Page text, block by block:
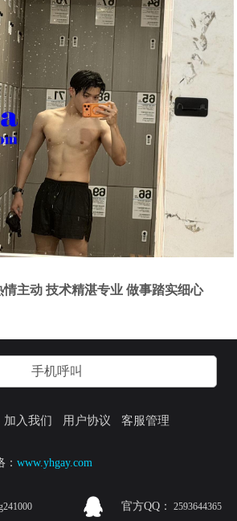
情主动 技术精湛专业 做事踏实细心
手机呼叫
加入我们 用户协议 客服管理
：www.yhgay.com
官方QQ： 2593644365